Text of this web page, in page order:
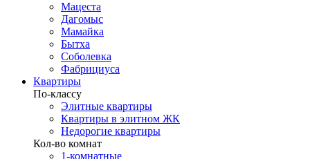
Мацеста
Дагомыс
Мамайка
Бытха
Соболевка
Фабрициуса
Квартиры
По-классу
Элитные квартиры
Квартиры в элитном ЖК
Недорогие квартиры
Кол-во комнат
1-комнатные